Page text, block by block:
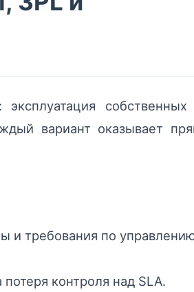
собственных
вариант оказывает
и требования по
контроля над SLA.